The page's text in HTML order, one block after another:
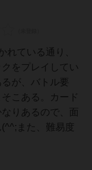
れている通り、
をプレイしてい
が、バトル要
こある。カード
りあるので、面
また、難易度